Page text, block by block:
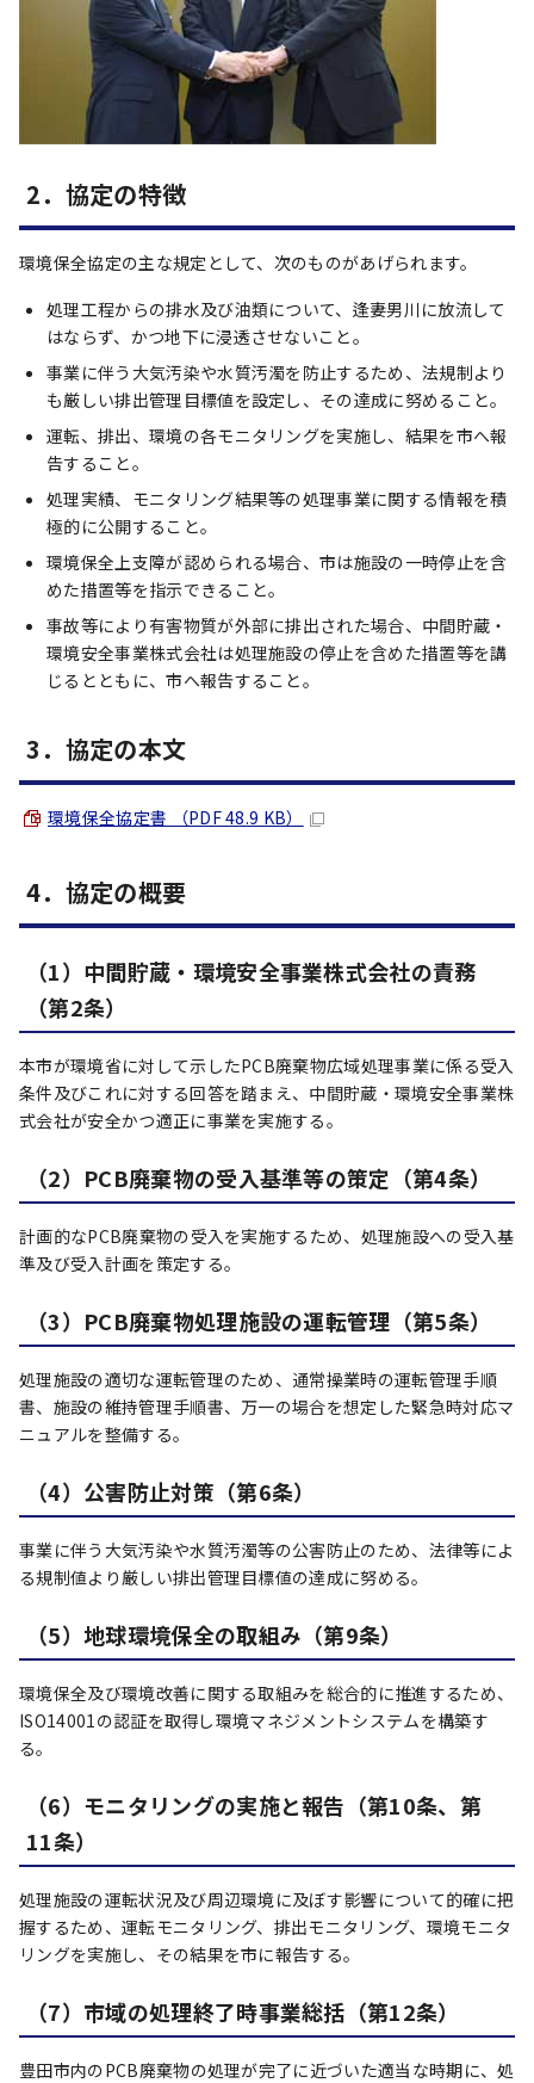
2．協定の特徴
環境保全協定の主な規定として、次のものがあげられます。
処理工程からの排水及び油類について、逢妻男川に放流して
はならず、かつ地下に浸透させないこと。
事業に伴う大気汚染や水質汚濁を防止するため、法規制より
も厳しい排出管理目標値を設定し、その達成に努めること。
運転、排出、環境の各モニタリングを実施し、結果を市へ報
告すること。
処理実績、モニタリング結果等の処理事業に関する情報を積
極的に公開すること。
環境保全上支障が認められる場合、市は施設の一時停止を含
めた措置等を指示できること。
事故等により有害物質が外部に排出された場合、中間貯蔵・
環境安全事業株式会社は処理施設の停止を含めた措置等を講
じるとともに、市へ報告すること。
3．協定の本文
環境保全協定書 （PDF 48.9 KB）
4．協定の概要
（1）中間貯蔵・環境安全事業株式会社の責務
（第2条）
本市が環境省に対して示したPCB廃棄物広域処理事業に係る受入
条件及びこれに対する回答を踏まえ、中間貯蔵・環境安全事業株
式会社が安全かつ適正に事業を実施する。
（2）PCB廃棄物の受入基準等の策定（第4条）
計画的なPCB廃棄物の受入を実施するため、処理施設への受入基
準及び受入計画を策定する。
（3）PCB廃棄物処理施設の運転管理（第5条）
処理施設の適切な運転管理のため、通常操業時の運転管理手順
書、施設の維持管理手順書、万一の場合を想定した緊急時対応マ
ニュアルを整備する。
（4）公害防止対策（第6条）
事業に伴う大気汚染や水質汚濁等の公害防止のため、法律等によ
る規制値より厳しい排出管理目標値の達成に努める。
（5）地球環境保全の取組み（第9条）
環境保全及び環境改善に関する取組みを総合的に推進するため、
ISO14001の認証を取得し環境マネジメントシステムを構築す
る。
（6）モニタリングの実施と報告（第10条、第
11条）
処理施設の運転状況及び周辺環境に及ぼす影響について的確に把
握するため、運転モニタリング、排出モニタリング、環境モニタ
リングを実施し、その結果を市に報告する。
（7）市域の処理終了時事業総括（第12条）
豊田市内のPCB廃棄物の処理が完了に近づいた適当な時期に、処